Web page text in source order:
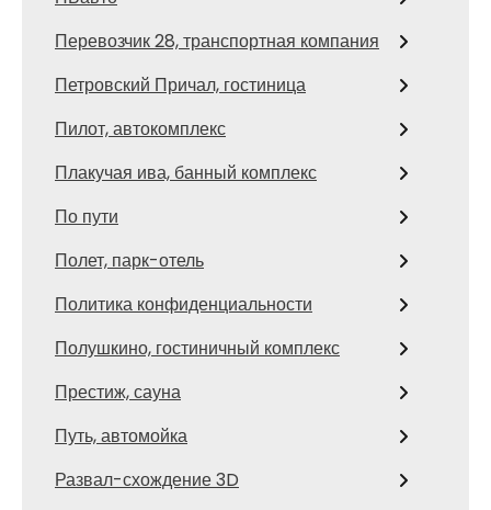
Перевозчик 28, транспортная компания
Петровский Причал, гостиница
Пилот, автокомплекс
Плакучая ива, банный комплекс
По пути
Полет, парк-отель
Политика конфиденциальности
Полушкино, гостиничный комплекс
Престиж, сауна
Путь, автомойка
Развал-схождение 3D